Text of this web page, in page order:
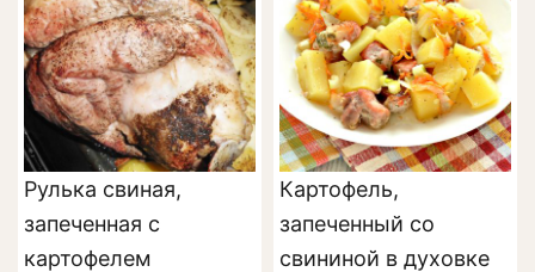
Рулька свиная,
запеченная с
картофелем
Картофель,
запеченный со
свининой в духовке